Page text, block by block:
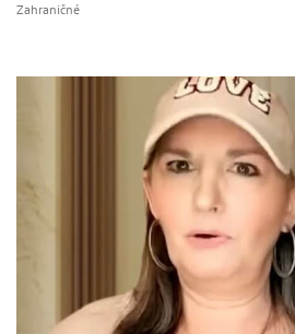
Zahraničné